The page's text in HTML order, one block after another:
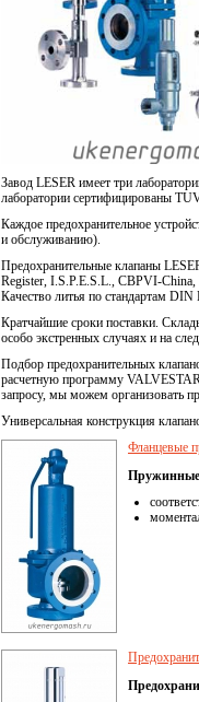
Завод LESER имеет три
лаборатории сертифицированы
Каждое предохранительное
и обслуживанию).
Предохранительные клапаны
Register, I.S.P.E.S.L., CBPVI-China,
Качество литья по стандартам DIN
Кратчайшие сроки поставки.
особо экстренных случаях и на
Подбор предохранительных
расчетную программу
запросу, мы можем организовать
Универсальная конструкция
Фланцевые
Пружинные